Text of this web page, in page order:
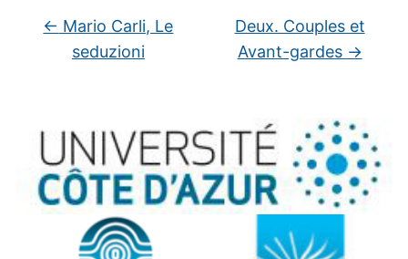
← Mario Carli, Le
seduzioni
Deux. Couples et
Avant-gardes →